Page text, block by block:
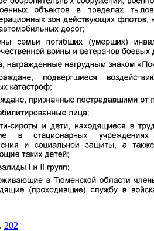
202